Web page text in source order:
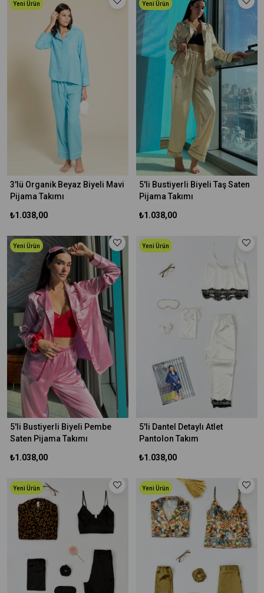
3'lü Organik Beyaz Biyeli Mavi
Pijama Takımı
Yeni Ürün
₺1.038,00
5'li Bustiyerli Biyeli Taş Saten
Pijama Takımı
Yeni Ürün
₺1.038,00
5'li Bustiyerli Biyeli Pembe
Saten Pijama Takımı
Yeni Ürün
₺1.038,00
5'li Dantel Detaylı Atlet
Pantolon Takım
Yeni Ürün
₺1.038,00
Yeni Ürün Yeni Ürün